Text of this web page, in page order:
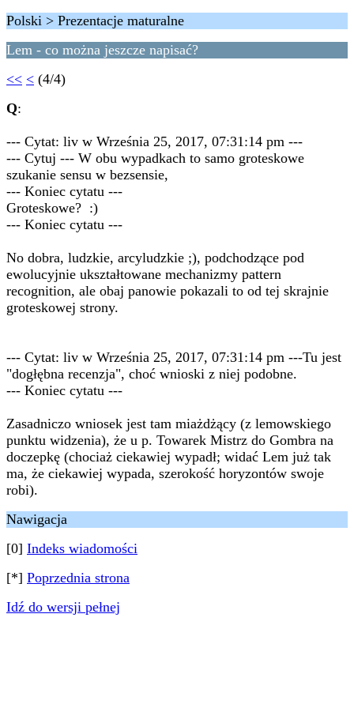
Polski > Prezentacje maturalne
Lem - co można jeszcze napisać?
<< < (4/4)
Q:
--- Cytat: liv w Września 25, 2017, 07:31:14 pm ---
--- Cytuj --- W obu wypadkach to samo groteskowe
szukanie sensu w bezsensie,
--- Koniec cytatu ---
Groteskowe? :)
--- Koniec cytatu ---
No dobra, ludzkie, arcyludzkie ;), podchodzące pod
ewolucyjnie ukształtowane mechanizmy pattern
recognition, ale obaj panowie pokazali to od tej skrajnie
groteskowej strony.
--- Cytat: liv w Września 25, 2017, 07:31:14 pm ---Tu jest
"dogłębna recenzja", choć wnioski z niej podobne.
--- Koniec cytatu ---
Zasadniczo wniosek jest tam miażdżący (z lemowskiego
punktu widzenia), że u p. Towarek Mistrz do Gombra na
doczepkę (chociaż ciekawiej wypadł; widać Lem już tak
ma, że ciekawiej wypada, szerokość horyzontów swoje
robi).
Nawigacja
[0] Indeks wiadomości
[*] Poprzednia strona
Idź do wersji pełnej